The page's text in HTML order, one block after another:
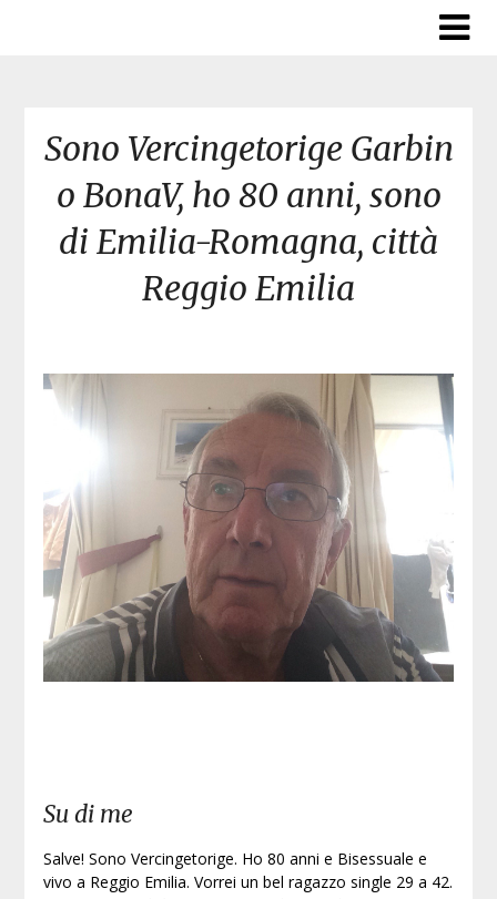
Sono Vercingetorige Garbin
o BonaV, ho 80 anni, sono
di Emilia-Romagna, città
Reggio Emilia
Su di me
Salve! Sono Vercingetorige. Ho 80 anni e Bisessuale e
vivo a Reggio Emilia. Vorrei un bel ragazzo single 29 a 42.